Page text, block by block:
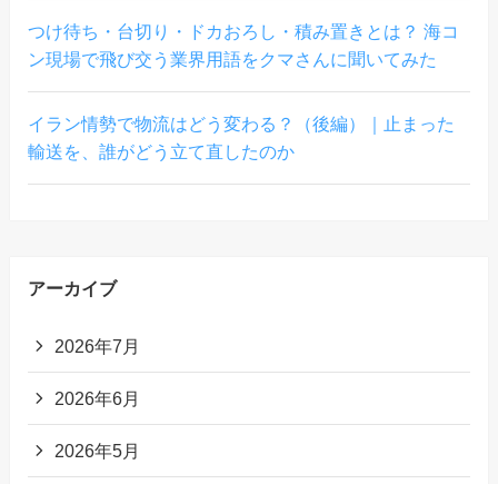
つけ待ち・台切り・ドカおろし・積み置きとは？ 海コ
ン現場で飛び交う業界用語をクマさんに聞いてみた
イラン情勢で物流はどう変わる？（後編）｜止まった
輸送を、誰がどう立て直したのか
アーカイブ
2026年7月
2026年6月
2026年5月